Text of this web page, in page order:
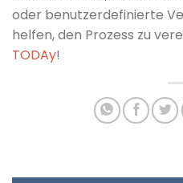
oder benutzerdefinierte
helfen, den Prozess zu
TODAy!